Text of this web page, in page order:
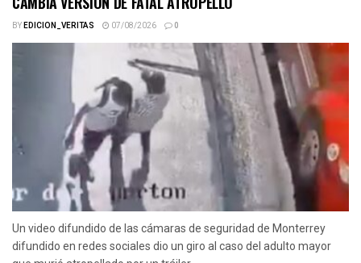
BYEDICION_VERITAS 07/08/2026 0
Un video difundido de las cámaras de seguridad de Monterrey
difundido en redes sociales dio un giro al caso del adulto mayor